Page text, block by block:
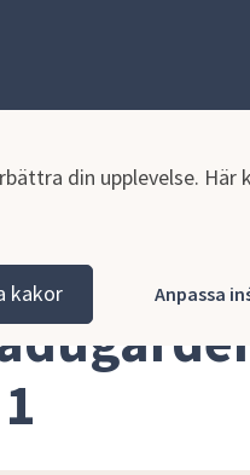
din upplevelse. Här
kakor Anpassa
Pågående detaljplaner